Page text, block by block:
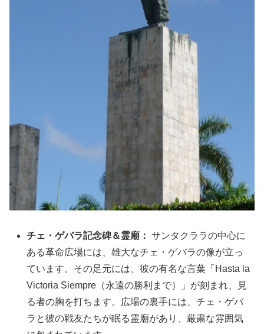
チェ・ゲバラ記念碑＆霊廟： サンタクララの中心に
ある革命広場には、雄大なチェ・ゲバラの像が立っ
ています。その足元には、彼の有名な言葉「Hasta la
Victoria Siempre（永遠の勝利まで）」が刻まれ、見
る者の胸を打ちます。広場の裏手には、チェ・ゲバ
ラと彼の戦友たちが眠る霊廟があり、厳粛な雰囲気